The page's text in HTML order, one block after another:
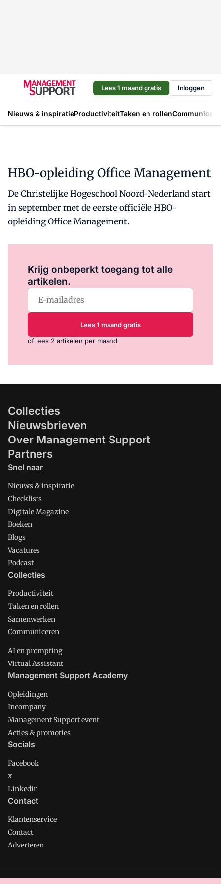
Lees 1 maand gratis Inloggen
Nieuws & inspiratieProductiviteitTaken en rollen
HBO-opleiding Office Management
De Christelijke Hogeschool Noord-Nederland start
in september met de eerste officiële HBO-
opleiding Office Management.
Krijg onbeperkt toegang tot alle
artikelen.
Lees 1 maand gratis
of lees 2 artikelen per maand
Collecties
Nieuwsbrieven
Over Management Support
Partners
Snel naar
Nieuws & inspiratie
Checklists
Digitale Magazine
Boeken
Blogs
Vacatures
Podcast
Collecties
Productiviteit
Taken en rollen
Samenwerken
Communiceren
AI en prompting
Virtual Assistant
Management Support Academy
Opleidingen
Incompany
Management Support event
Acties & promoties
Socials
Facebook
x
Linkedin
Contact
Klantenservice
Contact
Adverteren